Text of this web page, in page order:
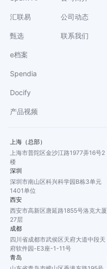
汇联易
甄选
e档案
Spendia
Docify
产品视频
公司动态
联系我们
上海（总部）
上海市普陀区金沙江路1977弄16号2
楼
深圳
深圳市南山区科兴科学园B栋3单元
1401单位
西安
西安市高新区唐延路1855号洛克大厦
27层
成都
四川省成都市武侯区天府大道中段天
府软件园-E3座-1-11号
青岛